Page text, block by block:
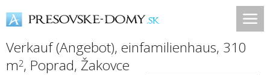
Verkauf (Angebot), einfamilienhaus, 310
m2, Poprad, Žakovce